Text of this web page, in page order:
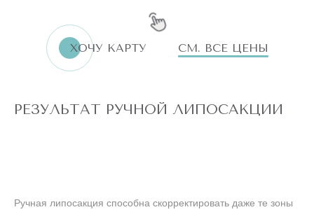
ХОЧУ КАРТУ СМ. ВСЕ ЦЕНЫ
РЕЗУЛЬТАТ РУЧНОЙ ЛИПОСАКЦИИ
Ручная липосакция способна скорректировать даже те зоны